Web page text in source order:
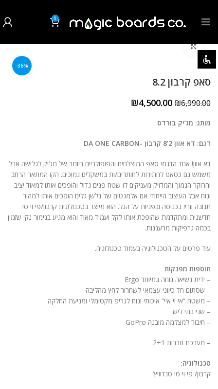
סמן כותרות
settings צבע רקע
zoom_out זום (הקטנה)
zoom_in זום (הגדלה)
remove_circle_outline הקטנת גופן
add_circle_outline הגדלת גופן
spellcheck גופן קריא
brightness_high ניגודיות בהירה
ניגודיות כהה
הוסף קו תחתון לקישורים
סמן קישורים
הצהרת נגישות
0
-36%
לחצו להגדלה
סאפ קרבון 8.2
₪6,990.00
₪4,500.00
מותג: מג’יק בורדס
דגם: דא אוון 2’8 קרבון -DA ONE CARBON
דא אוון! אחד הדגמי סאפ המוצלחים והפופולריים ביותר של מג’יק לגלישה אבל
משמש גם כסאפ לחתירות לחותרים/ות במשקלים נמוכים. הקו המתאר הרחב
והרוקר הנמוך והמדויק מעניקים לו שטח פנים גדול והופכים אותו למאוד יציב
ונוח אבל העיצוב הייחודי אם אלמנטים של גלשן גלים הופכים אותו למהיר
תגובה וזריז בכניסה ובפניות על הגל. הוא מיוצר בטכנולוגית קרבון/פי וי סי
חדשנית ומתקדמת שהופכת אותו לקל ועמיד מאוד והוא מגיע בגימור נקי שזמין
בכמה גרפיקות מרעננות.
עוד פרטים על הטכנולוגיה בעמוד טכנולוגיה.
תוספות מפנקות
– ידית נשיאה נוחה במיוחד Ergo
– שסתום חד כיווני עצמאי לשחרור לחץ מהליבה
– משטח “אי וי איי” איכותי ונוח לגריפ מקסימלי ומניעת החלקה
– שני בתי ליש
– חיבור למצלמה מובנה GoPro
– מערכת חרבות 2+1
טכנולוגיה:
קרבון/ פי וי סי סנדוויץ’